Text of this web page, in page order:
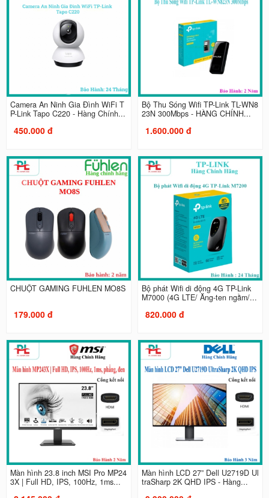
Camera An Ninh Gia Đình WiFi T
P-Link Tapo C220 - Hàng Chính...
450.000 đ
Bộ Thu Sóng Wifi TP-Link TL-WN8
23N 300Mbps - HÀNG CHÍNH...
1.600.000 đ
CHUỘT GAMING FUHLEN MO8S
179.000 đ
Bộ phát Wifi di động 4G TP-Link
M7000 (4G LTE/ Ăng-ten ngầm/...
820.000 đ
Màn hình 23.8 inch MSI Pro MP24
3X | Full HD, IPS, 100Hz, 1ms...
Màn hình LCD 27” Dell U2719D Ul
traSharp 2K QHD IPS - Hàng...